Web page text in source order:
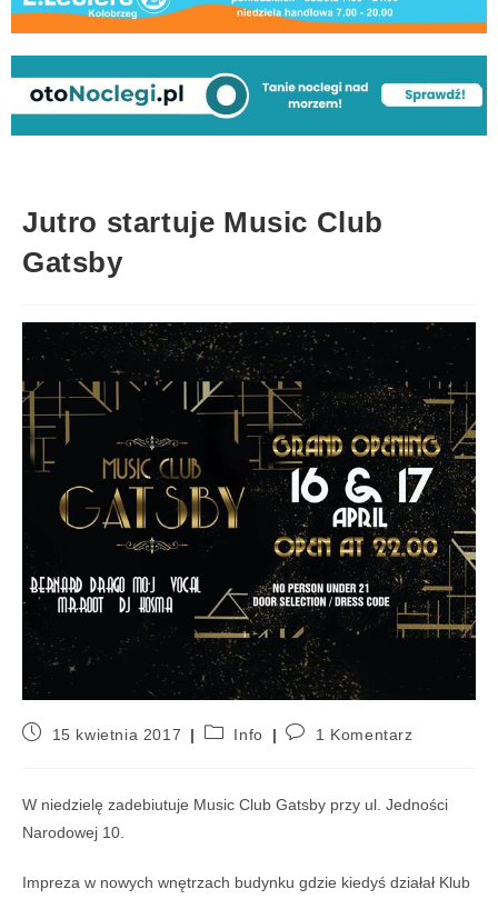
Jutro startuje Music Club
Gatsby
15 kwietnia 2017 Info 1 Komentarz
W niedzielę zadebiutuje Music Club Gatsby przy ul. Jedności
Narodowej 10.
Impreza w nowych wnętrzach budynku gdzie kiedyś działał Klub